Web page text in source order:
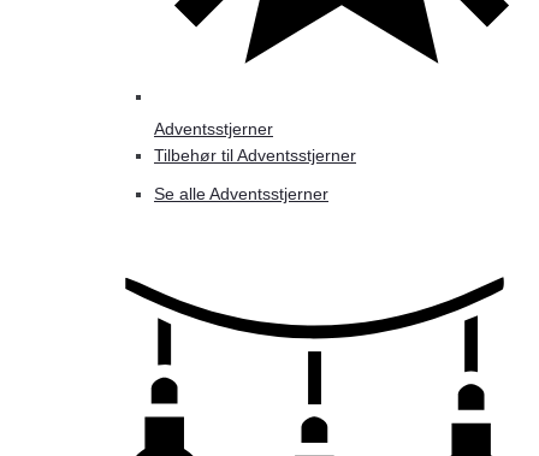
Adventsstjerner
Tilbehør til Adventsstjerner
Se alle Adventsstjerner